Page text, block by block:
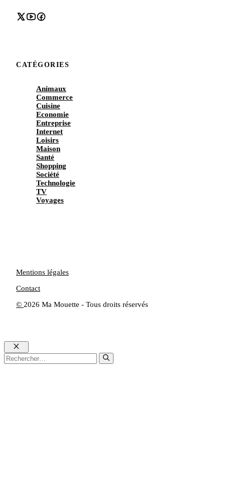
CATÉGORIES
Animaux
Commerce
Cuisine
Economie
Entreprise
Internet
Loisirs
Maison
Santé
Shopping
Société
Technologie
TV
Voyages
© 2026 Ma Mouette - Tous droits réservés
Mentions légales
Contact
Fermer
Rechercher :